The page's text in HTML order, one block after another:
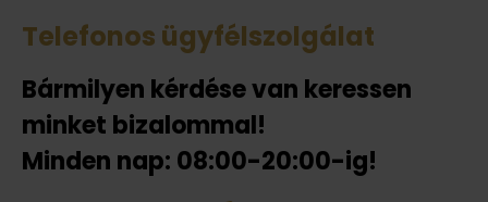
Telefonos ügyfélszolgálat
Bármilyen kérdése van keressen
minket bizalommal!
Minden nap: 08:00-20:00-ig!